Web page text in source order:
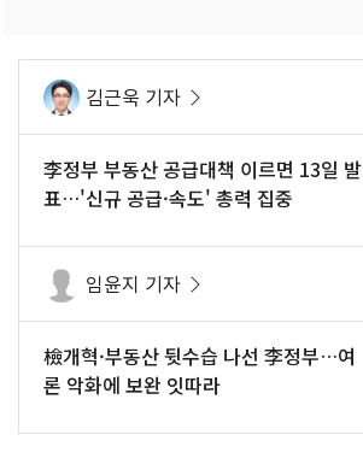
김근욱 기자
李정부 부동산 공급대책 이르면 13일 발
표…'신규 공급·속도' 총력 집중
임윤지 기자
檢개혁·부동산 뒷수습 나선 李정부…여
론 악화에 보완 잇따라